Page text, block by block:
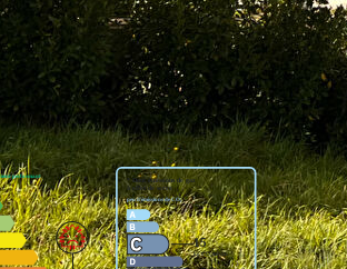
commercial RSAC n°932499270
Nous contacter
énergétiques